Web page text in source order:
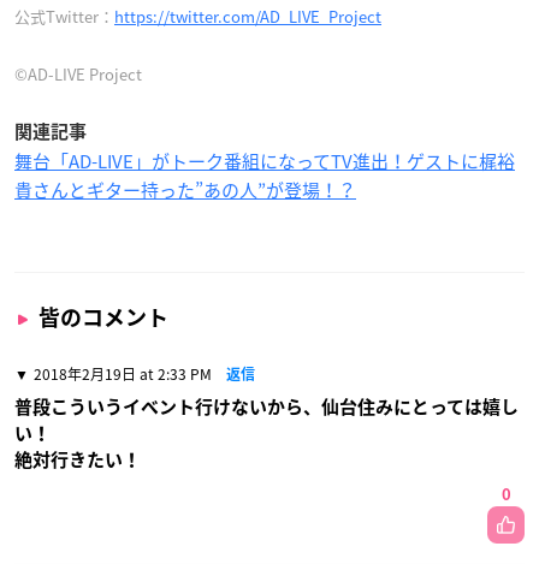
公式Twitter： https://twitter.com/AD_LIVE_Project
©AD-LIVE Project
関連記事
舞台「AD-LIVE」がトーク番組になってTV進出！ゲストに梶裕
貴さんとギター持った”あの人”が登場！？
皆のコメント
2018年2月19日 at 2:33 PM 返信
普段こういうイベント行けないから、仙台住みにとっては嬉し
い！
絶対行きたい！
0